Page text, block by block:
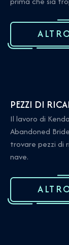
PEZZI DI
Il lavoro di
Abandoned
trovare pezzi di
nave.